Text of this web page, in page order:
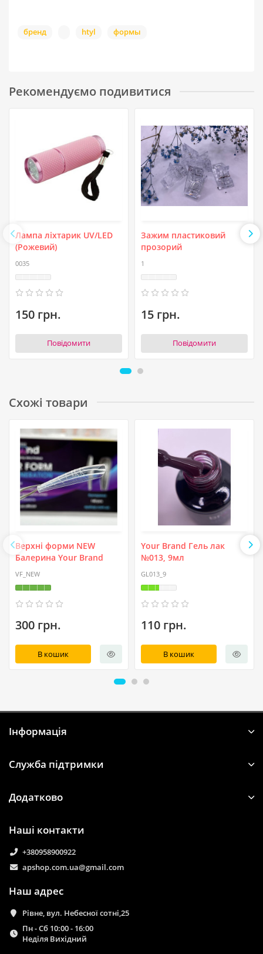
бренд htyl формы
Рекомендуємо подивитися
Лампа ліхтарик UV/LED
(Рожевий)
0035
150 грн.
Повідомити
Зажим пластиковий
прозорий
1
15 грн.
Повідомити
Схожі товари
Верхні форми NEW
Балерина Your Brand
VF_NEW
300 грн.
В кошик
Your Brand Гель лак
№013, 9мл
GL013_9
110 грн.
В кошик
Iнформація
Служба підтримки
Додатково
Наші контакти
+380958900922
apshop.com.ua@gmail.com
Наш адрес
Рівне, вул. Небесної сотні,25
Пн - Сб 10:00 - 16:00
Неділя Вихідний